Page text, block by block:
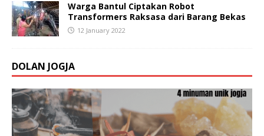
Warga Bantul Ciptakan Robot
Transformers Raksasa dari Barang Bekas
12 January 2022
DOLAN JOGJA